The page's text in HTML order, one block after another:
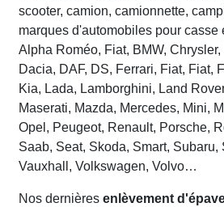
scooter, camion, camionnette,
marques d'automobiles pour casse
Alpha Roméo, Fiat, BMW,
Dacia, DAF, DS, Ferrari, Fiat, Fiat,
Kia, Lada, Lamborghini, Land
Maserati, Mazda, Mercedes, Mini,
Opel, Peugeot, Renault, Porsche,
Saab, Seat, Skoda, Smart, Subaru,
Vauxhall, Volkswagen, Volvo…
Nos dernières enlèvement